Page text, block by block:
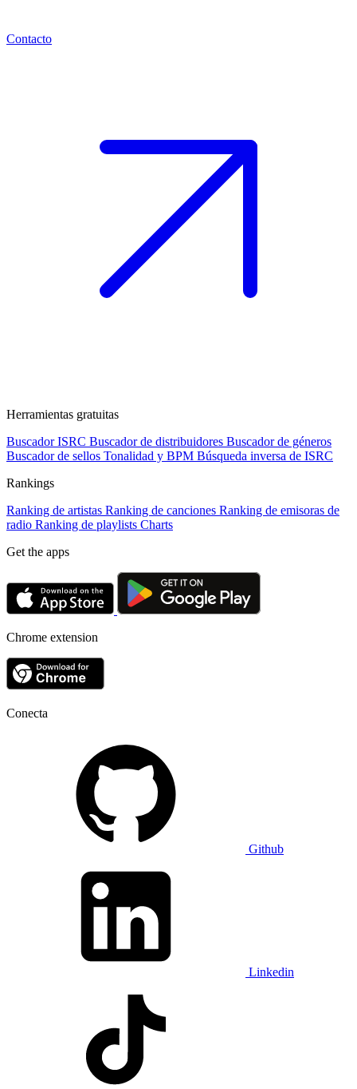
Contacto
Herramientas gratuitas
Buscador ISRC Buscador de distribuidores Buscador de géneros
Buscador de sellos Tonalidad y BPM Búsqueda inversa de ISRC
Rankings
Ranking de artistas Ranking de canciones Ranking de emisoras de
radio Ranking de playlists Charts
Get the apps
Chrome extension
Conecta
Github
Linkedin